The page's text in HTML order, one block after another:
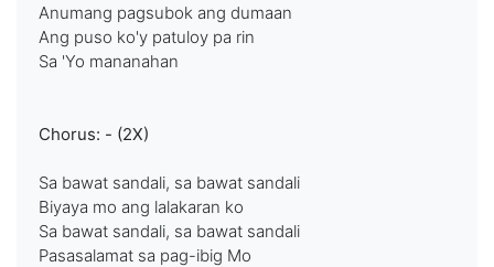
Anumang pagsubok ang dumaan
Ang puso ko'y patuloy pa rin
Sa 'Yo mananahan
Chorus: - (2X)
Sa bawat sandali, sa bawat sandali
Biyaya mo ang lalakaran ko
Sa bawat sandali, sa bawat sandali
Pasasalamat sa pag-ibig Mo